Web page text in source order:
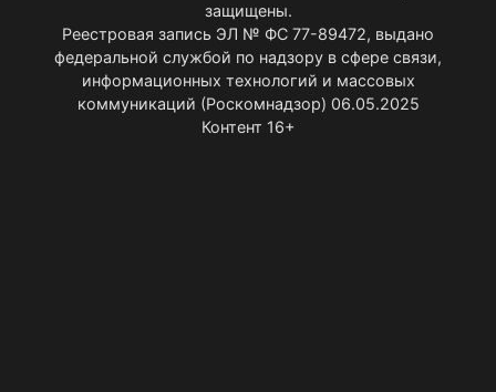
защищены.
Реестровая запись ЭЛ № ФС 77-89472, выдано
федеральной службой по надзору в сфере связи,
информационных технологий и массовых
коммуникаций (Роскомнадзор) 06.05.2025
Контент 16+